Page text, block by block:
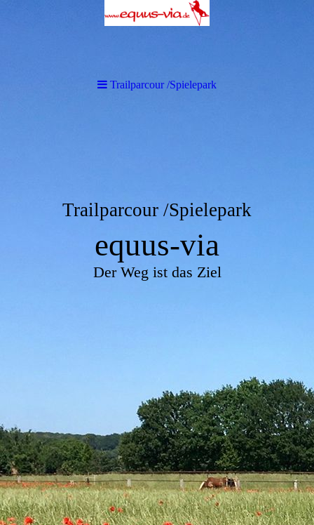
Trailparcour /Spielepark
equus-via
Der Weg ist das Ziel
Trailparcour /Spielepark